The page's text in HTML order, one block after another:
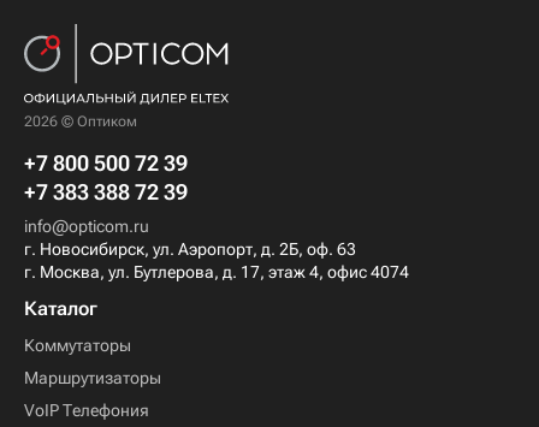
2026 © Оптиком
+7 800 500 72 39
+7 383 388 72 39
info@opticom.ru
г. Новосибирск, ул. Аэропорт, д. 2Б, оф. 63
г. Москва, ул. Бутлерова, д. 17, этаж 4, офис 4074
Каталог
Коммутаторы
Маршрутизаторы
VoIP Телефония